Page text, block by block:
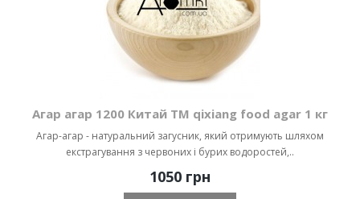
Агар агар 1200 Китай ТМ qixiang food agar 1 кг
Агар-агар - натуральний загусник, який отримують шляхом
екстрагування з червоних і бурих водоростей,..
1050 грн